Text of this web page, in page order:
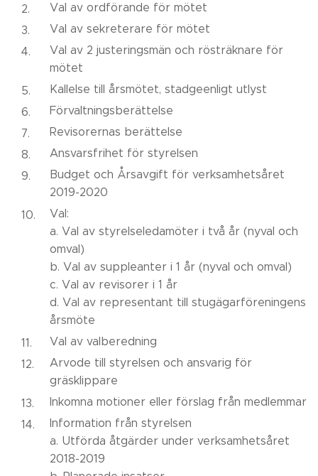
Val av ordförande för mötet
Val av sekreterare för mötet
Val av 2 justeringsmän och rösträknare för
mötet
Kallelse till årsmötet, stadgeenligt utlyst
Förvaltningsberättelse
Revisorernas berättelse
Ansvarsfrihet för styrelsen
Budget och Årsavgift för verksamhetsåret
2019-2020
Val:
a. Val av styrelseledamöter i två år (nyval och
omval)
b. Val av suppleanter i 1 år (nyval och omval)
c. Val av revisorer i 1 år
d. Val av representant till stugägarföreningens
årsmöte
Val av valberedning
Arvode till styrelsen och ansvarig för
gräsklippare
Inkomna motioner eller förslag från medlemmar
Information från styrelsen
a. Utförda åtgärder under verksamhetsåret
2018-2019